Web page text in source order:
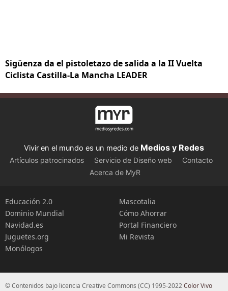
Sigüenza da el pistoletazo de salida a la II Vuelta
Ciclista Castilla-La Mancha LEADER
Vivir en el mundo es un medio de Medios y Redes
Artículos patrocinados Servicio de Diseño web
Contacto
Acerca de MyR
Educación 2.0
Dominio Mundial
Navidad.es
Juguetes.org
Monólogos
Mascotalia
Cómo Ahorrar
Portal Financiero
Mi Revista
© Contenidos bajo licencia Creative Commons (CC) 1995-2022Color Vivo